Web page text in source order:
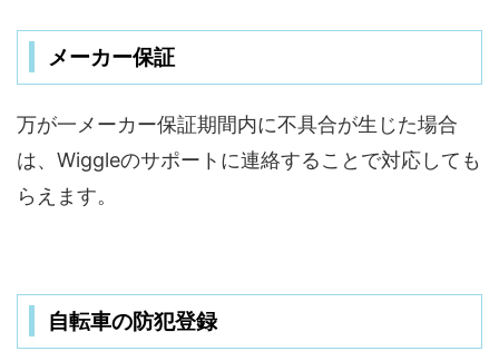
メーカー保証
万が一メーカー保証期間内に不具合が生じた場合
は、Wiggleのサポートに連絡することで対応しても
らえます。
自転車の防犯登録